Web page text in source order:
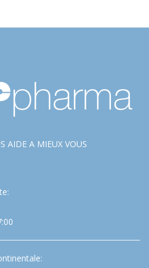
AIDE A MIEUX VOUS